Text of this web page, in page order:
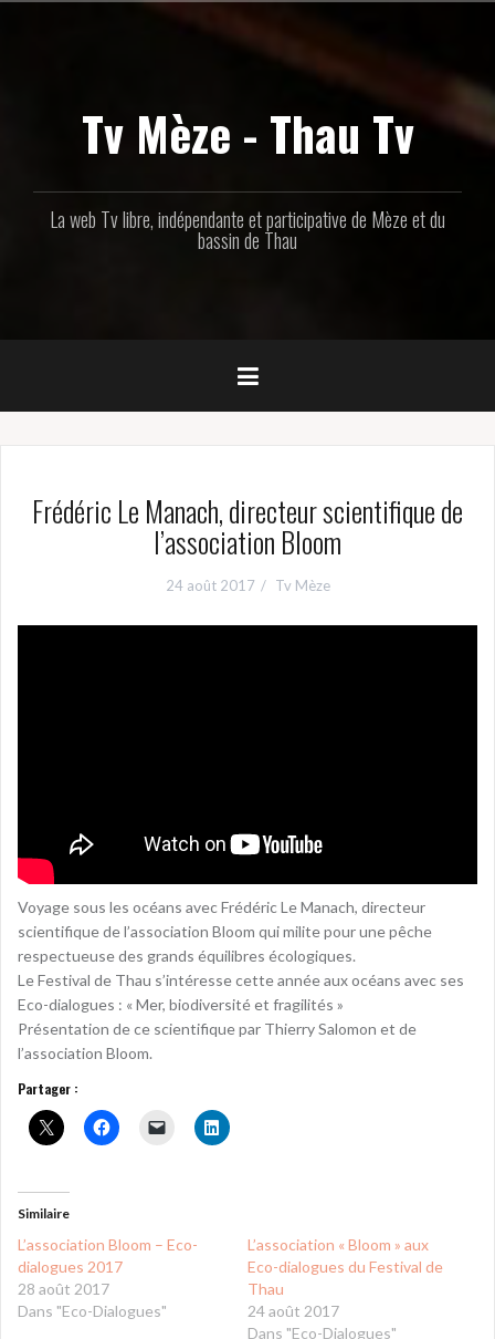
Tv Mèze - Thau Tv
La web Tv libre, indépendante et participative de Mèze et du
bassin de Thau
Frédéric Le Manach, directeur scientifique de
l’association Bloom
24 août 2017 Tv Mèze
Voyage sous les océans avec Frédéric Le Manach, directeur
scientifique de l’association Bloom qui milite pour une pêche
respectueuse des grands équilibres écologiques.
Le Festival de Thau s’intéresse cette année aux océans avec ses
Eco-dialogues : « Mer, biodiversité et fragilités »
Présentation de ce scientifique par Thierry Salomon et de
l’association Bloom.
Partager :
Similaire
L’association Bloom – Eco-
dialogues 2017
28 août 2017
Dans "Eco-Dialogues"
L’association « Bloom » aux
Eco-dialogues du Festival de
Thau
24 août 2017
Dans "Eco-Dialogues"